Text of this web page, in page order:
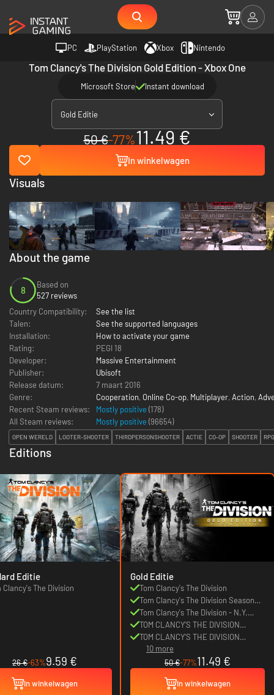
PC PlayStation Xbox Nintendo
Tom Clancy's The Division Gold Edition - Xbox One
Microsoft Store Instant download
Gold Editie
50 €-77%11.49 €
In winkelwagen
About the game
8
Based on
527 reviews
Country Compatibility:
See the list
Talen:
See the supported languages
Installation:
How to activate your game
Rating:
PEGI 18
Developer:
Massive Entertainment
Publisher:
Ubisoft
Release datum:
7 maart 2016
Genre:
Cooperation, Online Co-op, Multiplayer, Action,
Recent Steam reviews:
Mostly positive (178)
All Steam reviews:
Mostly positive (96654)
OPEN WERELD LOOTER-SHOOTER THIRDPERSONSHOOTER ACTIE CO-OP SHOOTER RPG
Editions
Editie
Clancy's The Division
26 €-63%9.59 €
In winkelwagen
Gold Editie
Tom Clancy's The Division
Tom Clancy's The Division Season
Pass Exclusive Outfit
Tom Clancy's The Division - N.Y.
Firefighter Pack
TOM CLANCY’S THE DIVISION
Underground
TOM CLANCY'S THE DIVISION
NATIONAL GUARD PACK
10 more
50 €-77%11.49 €
In winkelwagen
Visuals